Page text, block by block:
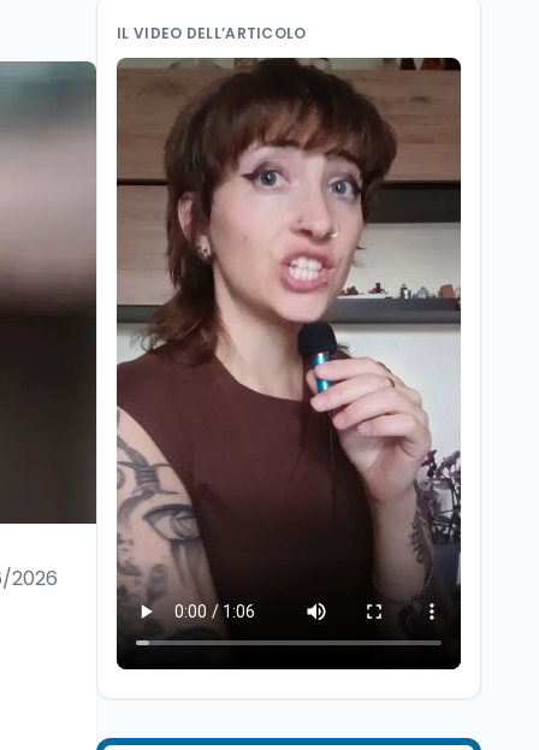
2026
IL VIDEO DELL’ARTICOLO
6 ago
Quanto è ancora
competitiva l'università
italiana? Cosa dicono i
Università5 ago
Consiglio di Stato:
scorrere la graduatoria
per i 500 posti vacanti
dopo il semestre filtro
Lavoro5 ago